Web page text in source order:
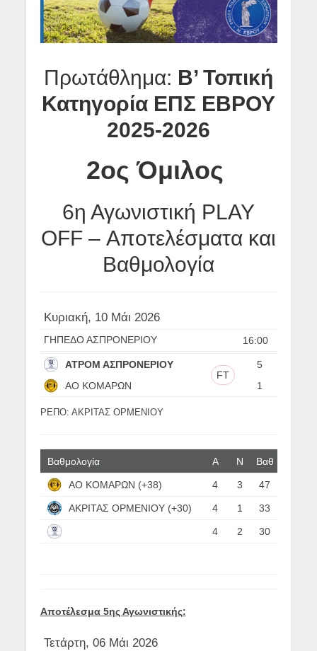
Πρωτάθλημα: Β’ Τοπική
Κατηγορία ΕΠΣ ΕΒΡΟΥ
2025-2026
2ος Όμιλος
6η Αγωνιστική PLAY
OFF – Αποτελέσματα και
Βαθμολογία
Κυριακή, 10 Μάι 2026
16:00
ΓΗΠΕΔΟ ΑΣΠΡΟΝΕΡΙΟΥ
ΑΤΡΟΜ ΑΣΠΡΟΝΕΡΙΟΥ
5
FT
ΑΟ ΚΟΜΑΡΩΝ
1
ΡΕΠΟ: ΑΚΡΙΤΑΣ ΟΡΜΕΝΙΟΥ
Βαθμολογία Α N Βαθ
ΑΟ ΚΟΜΑΡΩΝ (+38) 4 3 47
ΑΚΡΙΤΑΣ ΟΡΜΕΝΙΟΥ (+30) 4 1 33
4 2 30
Αποτέλεσμα 5ης Αγωνιστικής:
Τετάρτη, 06 Μάι 2026